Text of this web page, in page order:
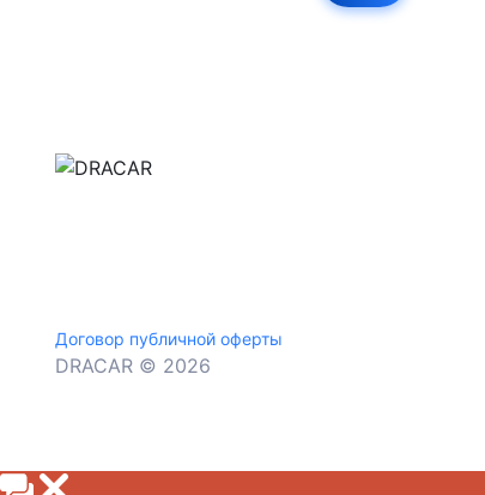
Договор публичной оферты
DRACAR © 2026